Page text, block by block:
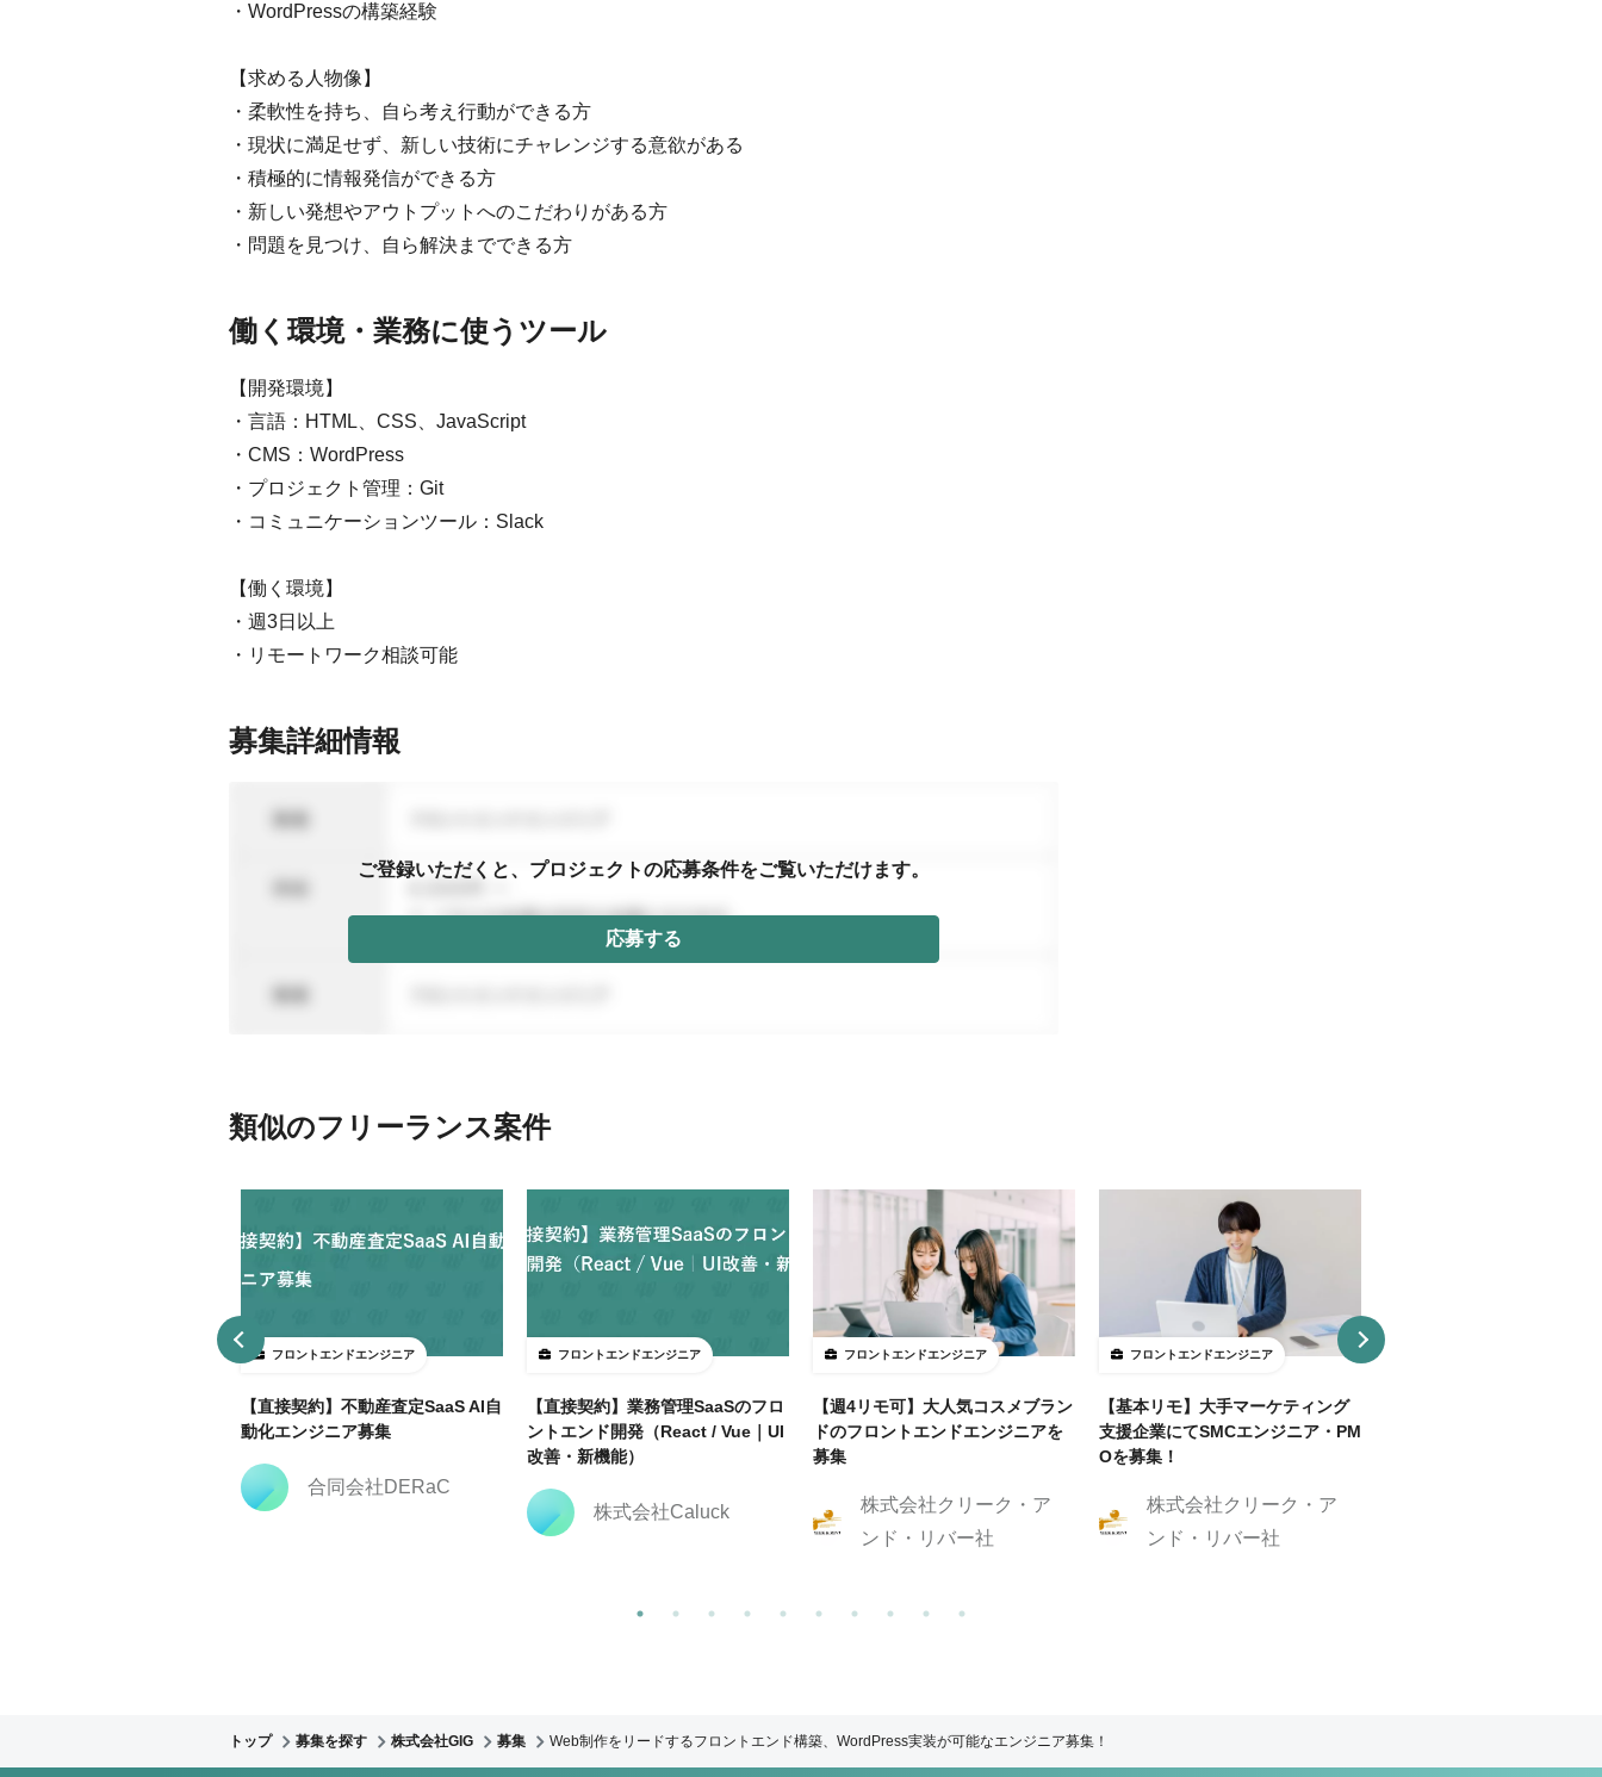
・WordPressの構築経験
【求める人物像】
・柔軟性を持ち、自ら考え行動ができる方
・現状に満足せず、新しい技術にチャレンジする意欲がある
・積極的に情報発信ができる方
・新しい発想やアウトプットへのこだわりがある方
・問題を見つけ、自ら解決までできる方
働く環境・業務に使うツール
【開発環境】
・言語：HTML、CSS、JavaScript
・CMS：WordPress
・プロジェクト管理：Git
・コミュニケーションツール：Slack
【働く環境】
・週3日以上
・リモートワーク相談可能
募集詳細情報
ご登録いただくと、プロジェクトの応募条件をご覧いただけます。
応募する
類似のフリーランス案件
フロントエンドエンジニア
【直接契約】不動産査定SaaS AI自
動化エンジニア募集
合同会社DERaC
フロントエンドエンジニア
【直接契約】業務管理SaaSのフロ
ントエンド開発（React / Vue｜UI
改善・新機能）
株式会社Caluck
フロントエンドエンジニア
【週4リモ可】大人気コスメブラン
ドのフロントエンドエンジニアを
募集
株式会社クリーク・ア
ンド・リバー社
フロントエンドエンジニア
【基本リモ】大手マーケティング
支援企業にてSMCエンジニア・PM
Oを募集！
株式会社クリーク・ア
ンド・リバー社
トップ 募集を探す 株式会社GIG 募集 Web制作をリードするフロントエンド構築、WordPress実装が可能なエンジニア募集！